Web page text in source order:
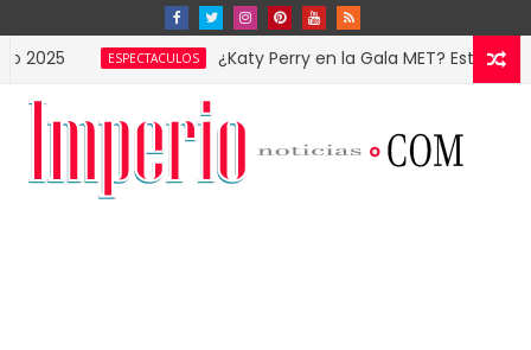
ESPECTACULOS ¿Katy Perry en la Gala MET? Estas